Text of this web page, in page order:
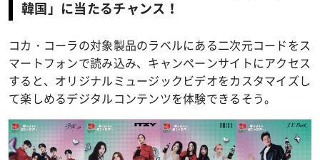
韓国」に当たるチャンス！
コカ・コーラの対象製品のラベルにある二次元コードをス
マートフォンで読み込み、キャンペーンサイトにアクセス
すると、オリジナルミュージックビデオをカスタマイズし
て楽しめるデジタルコンテンツを体験できるそう。